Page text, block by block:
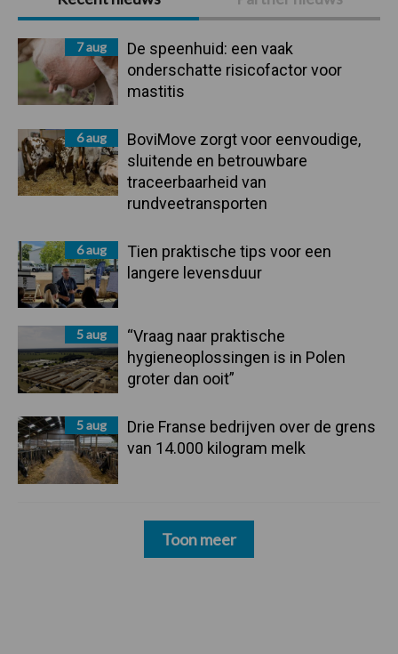
Sidebar
7 aug
De speenhuid: een vaak
onderschatte risicofactor voor
mastitis
6 aug
BoviMove zorgt voor eenvoudige,
sluitende en betrouwbare
traceerbaarheid van
rundveetransporten
6 aug
Tien praktische tips voor een
langere levensduur
5 aug
“Vraag naar praktische
hygieneoplossingen is in Polen
groter dan ooit”
5 aug
Drie Franse bedrijven over de grens
van 14.000 kilogram melk
Toon meer